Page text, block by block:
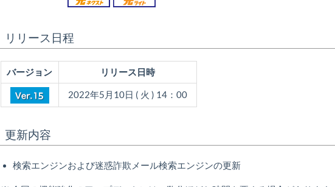
リリース日程
バージョン リリース日時
2022年5月10日 ( 火 ) 14：00
更新内容
検索エンジンおよび迷惑詐欺メール検索エンジンの更新